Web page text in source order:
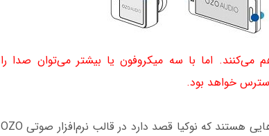
اما با سه میکروفون یا بیشتر می‌توان صدا را
قابلیت زوم و تمرکز صوتی روی سوژه از جمله ابزارهایی هستند که نوکیا قصد دارد در قالب نرم‌افزار صوتی OZO